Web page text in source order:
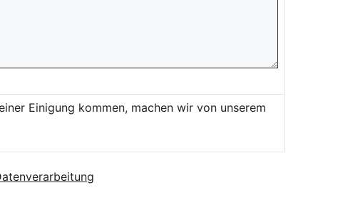
Einigung kommen, machen wir von unserem